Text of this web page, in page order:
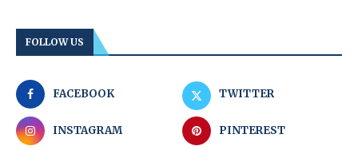
FOLLOW US
FACEBOOK TWITTER
INSTAGRAM PINTEREST